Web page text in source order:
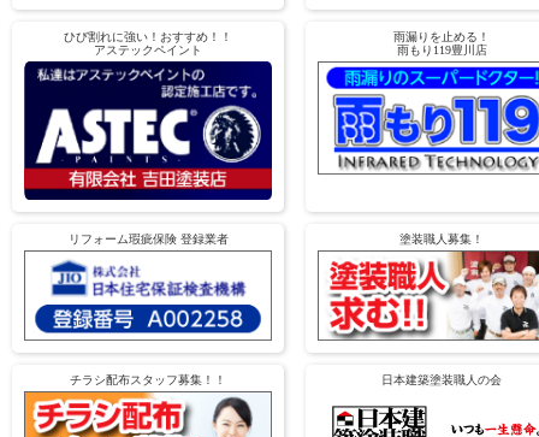
ひび割れに強い！おすすめ！！
アステックペイント
雨漏りを止める！
雨もり119豊川店
リフォーム瑕疵保険 登録業者 塗装職人募集！
チラシ配布スタッフ募集！！ 日本建築塗装職人の会